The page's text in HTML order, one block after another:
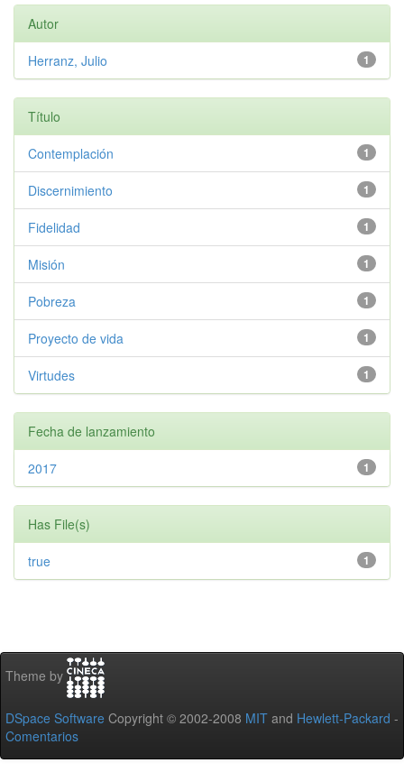
Autor
1
Herranz, Julio
Título
1
Contemplación
1
Discernimiento
1
Fidelidad
1
Misión
1
Pobreza
1
Proyecto de vida
1
Virtudes
Fecha de lanzamiento
1
2017
Has File(s)
1
true
Theme by
DSpace Software Copyright © 2002-2008 MIT and Hewlett-Packard -
Comentarios